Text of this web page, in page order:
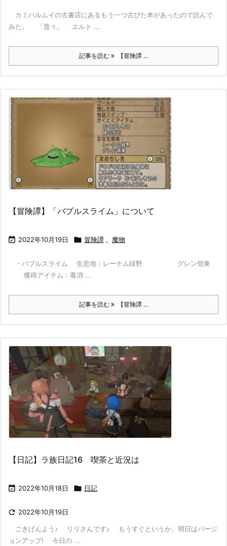
カミハルムイの古書店にあるもう一つ古びた本があったので読んで
みた。 「昔々。 エルト ...
記事を読む 【冒険譚 ...
【冒険譚】「バブルスライム」について
 2022年10月19日  冒険譚 , 魔物
・バブルスライム 生息地：レーナム緑野 グレン領東
獲得アイテム：毒消 ...
記事を読む 【冒険譚 ...
【日記】ラ族日記16 喫茶と近況は
 2022年10月18日  日記
 2022年10月19日
ごきげんよう♪ リリさんです♪ もうすぐというか、明日はバージ
ョンアップ! 今日の ...